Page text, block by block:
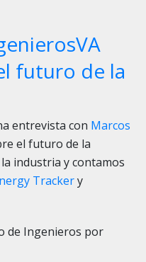
futuro de la
entrevista con Marcos
el futuro de la
industria y contamos
Trackery
de Ingenieros por